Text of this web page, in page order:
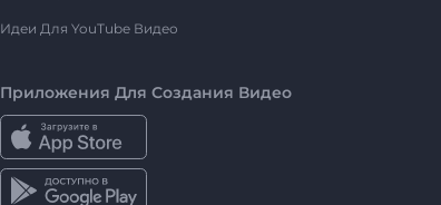
Идеи Для YouTube Видео
Приложения Для Создания Видео